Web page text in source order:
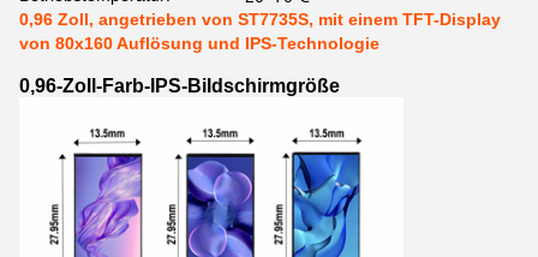
0,96 Zoll, angetrieben von ST7735S, mit einem TFT-Display
von 80x160 Auflösung und IPS-Technologie
0,96-Zoll-Farb-IPS-Bildschirmgröße